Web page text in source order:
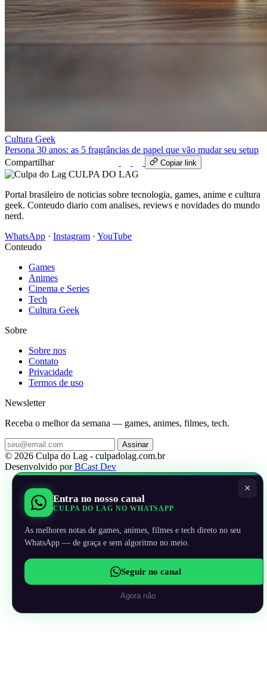
Cultura Geek
Persona 30 anos: as 5 fragrâncias de papel que vão mudar seu setup
Compartilhar
Copiar link
CULPA DO LAG
Portal brasileiro de noticias sobre tecnologia, games, anime e cultura
geek. Conteudo diario com analises, reviews e novidades do mundo
nerd.
WhatsApp · Instagram · YouTube
Conteudo
Games
Animes
Cinema e Series
Tech
Cultura Geek
Sobre
Sobre nos
Contato
Privacidade
Termos de uso
Newsletter
Receba o melhor da semana — games, animes, filmes, tech.
Assinar
© 2026 Culpa do Lag - culpadolag.com.br
Desenvolvido porBCast Dev
×
Entra no nosso canal
CULPA DO LAG NO WHATSAPP
As melhores notas de games, animes, filmes e tech direto no seu
WhatsApp — de graça e sem algoritmo no meio.
Seguir no canal
Agora não